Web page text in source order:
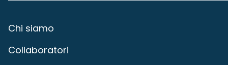
Chi siamo
Collaboratori